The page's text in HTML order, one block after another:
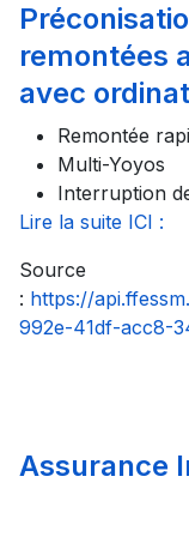
remontées
avec
Remontée
Multi-Yoyos
Interruption
Lire la suite ICI :
Source
: https://
992e-41df-acc8-
Assurance